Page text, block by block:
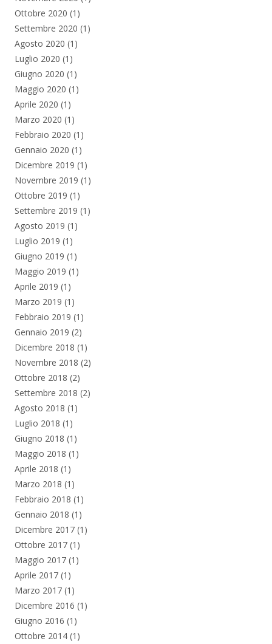
Ottobre 2020 (1)
Settembre 2020 (1)
Agosto 2020 (1)
Luglio 2020 (1)
Giugno 2020 (1)
Maggio 2020 (1)
Aprile 2020 (1)
Marzo 2020 (1)
Febbraio 2020 (1)
Gennaio 2020 (1)
Dicembre 2019 (1)
Novembre 2019 (1)
Ottobre 2019 (1)
Settembre 2019 (1)
Agosto 2019 (1)
Luglio 2019 (1)
Giugno 2019 (1)
Maggio 2019 (1)
Aprile 2019 (1)
Marzo 2019 (1)
Febbraio 2019 (1)
Gennaio 2019 (2)
Dicembre 2018 (1)
Novembre 2018 (2)
Ottobre 2018 (2)
Settembre 2018 (2)
Agosto 2018 (1)
Luglio 2018 (1)
Giugno 2018 (1)
Maggio 2018 (1)
Aprile 2018 (1)
Marzo 2018 (1)
Febbraio 2018 (1)
Gennaio 2018 (1)
Dicembre 2017 (1)
Ottobre 2017 (1)
Maggio 2017 (1)
Aprile 2017 (1)
Marzo 2017 (1)
Dicembre 2016 (1)
Giugno 2016 (1)
Ottobre 2014 (1)